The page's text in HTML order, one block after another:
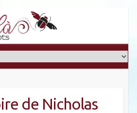
de Nicholas